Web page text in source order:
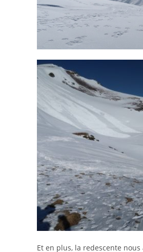
Et en plus, la redescente